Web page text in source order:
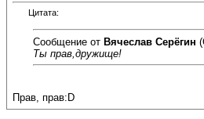
Цитата:
Сообщение от Вячеслав Серёгин
Ты прав,дружище!
Прав, прав:D